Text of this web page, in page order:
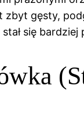
zbyt gęsty,
się bardziej